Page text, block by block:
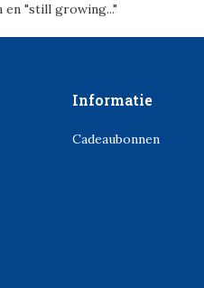
"still growing..."
Informatie
Cadeaubonnen